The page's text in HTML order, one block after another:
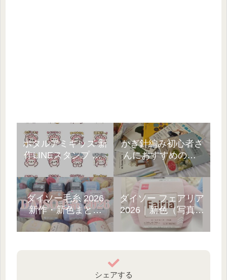
ホタルアミキッズ 新
作LINEスタンプ 第1
弾｜3種類ラインナ
ップ☆
かぎ針編み初心者さ
んにおすすめの本5
選!10年以上の経験者
が厳選
ダイソー毛糸 2026
新作・新色まとめ
「見つけたら即カ
ゴ!」
ダイソー フェアリア
2026｜新色（写真）
と、売ってない…
GETまでの話
シェアする